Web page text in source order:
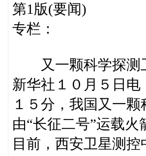
第1版(要闻)
专栏：
又一颗科学探测
新华社１０月５日
１５分，我国又一
由“长征二号”运载
目前，西安卫星测